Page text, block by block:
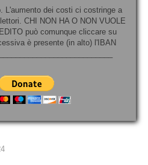
L'aumento dei costi ci costringe a
CHI NON HA O NON VUOLE
può comunque cliccare su
è presente (in alto) l'IBAN